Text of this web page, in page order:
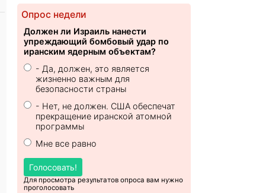
Опрос недели
Должен ли Израиль нанести
упреждающий бомбовый удар по
иранским ядерным объектам?
- Да, должен, это является
жизненно важным для
безопасности страны
- Нет, не должен. США обеспечат
прекращение иранской атомной
программы
Мне все равно
Голосовать!
Для просмотра результатов опроса вам нужно
проголосовать